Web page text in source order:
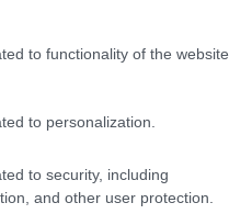
to functionality of the website
to personalization.
to security, including
and other user protection.
8.3k
“Infiltrati
nei regimi”